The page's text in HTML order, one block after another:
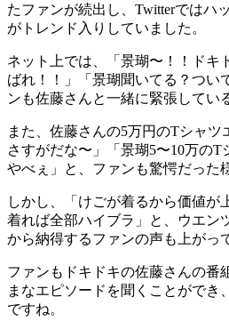
たファンが続出し、Twitterではハ
がトレンド入りしていました。
ネット上では、「景瑚〜！！ドキ
ばれ！！」「景瑚聞いてる？つい
ンも佐藤さんと一緒に緊張してい
また、佐藤さんの5万円のTシャツ
さすがだな〜」「景瑚5〜10万のT
やべぇ」と、ファンも驚愕だった
しかし、「けごが着るから価値が
着れば全部ハイブラ」と、ウエン
から納得するファンの声も上がっ
ファンもドキドキの佐藤さんの番
まなエピソードを聞くことができ
ですね。